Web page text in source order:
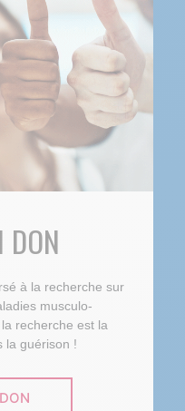
DON
à la recherche sur
musculo-
recherche est la
la guérison !